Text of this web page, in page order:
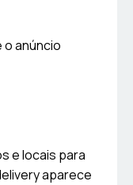
o anúncio
e locais para
aparece